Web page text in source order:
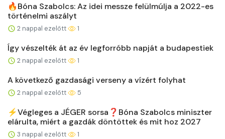
🔥Bóna Szabolcs: Az idei messze felülmúlja a 2022-es
történelmi aszályt
2 nappal ezelőtt 1
Így vészelték át az év legforróbb napját a budapestiek
2 nappal ezelőtt 1
A következő gazdasági verseny a vízért folyhat
2 nappal ezelőtt 5
⚡️Végleges a JÉGER sorsa❓Bóna Szabolcs miniszter
elárulta, miért a gazdák döntöttek és mit hoz 2027
3 nappal ezelőtt 1